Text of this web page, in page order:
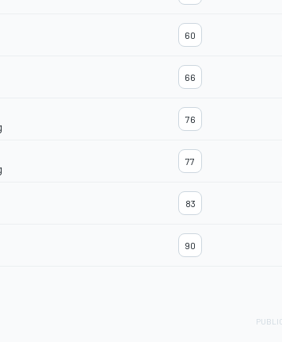
60
66
76
77
83
90